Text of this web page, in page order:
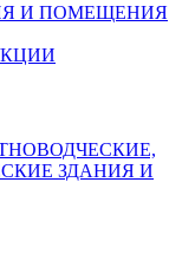
И ПОМЕЩЕНИЯ
ЗДАНИЯ И